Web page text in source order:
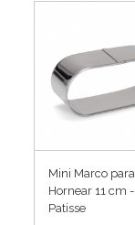
Mini Marco para
Hornear 11 cm -
Patisse